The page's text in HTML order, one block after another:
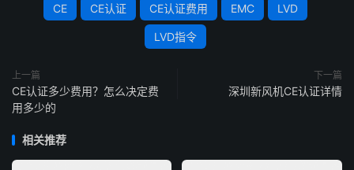
CE CE认证 CE认证费用 EMC LVD
LVD指令
上一篇
CE认证多少费用？怎么决定费
用多少的
下一篇
深圳新风机CE认证详情
相关推荐